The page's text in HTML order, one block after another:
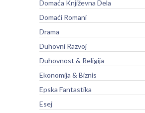
Domaća Književna Dela
Domaći Romani
Drama
Duhovni Razvoj
Duhovnost & Religija
Ekonomija & Biznis
Epska Fantastika
Esej